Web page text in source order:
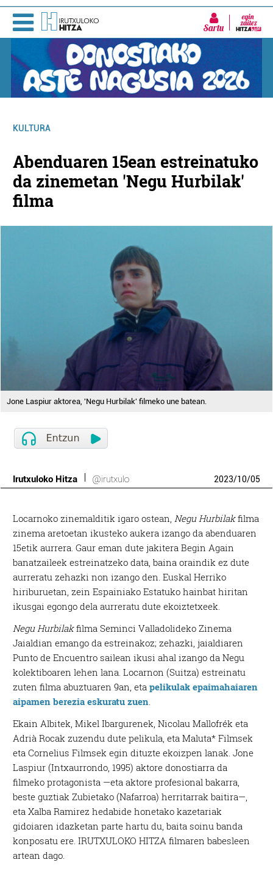
Sartu
KULTURA
Abenduaren 15ean estreinatuko
da zinemetan 'Negu Hurbilak'
filma
Jone Laspiur aktorea, 'Negu Hurbilak' filmeko une batean.
Irutxuloko Hitza @irutxulo 2023/10/05
Locarnoko zinemalditik igaro ostean,Negu Hurbilakfilma
zinema aretoetan ikusteko aukera izango da abenduaren
15etik aurrera. Gaur eman dute jakitera Begin Again
banatzaileek estreinatzeko data, baina oraindik ez dute
aurreratu zehazki non izango den. Euskal Herriko
hiriburuetan, zein Espainiako Estatuko hainbat hiritan
ikusgai egongo dela aurreratu dute ekoiztetxeek.
Negu Hurbilakfilma Seminci Valladolideko Zinema
Jaialdian emango da estreinakoz; zehazki, jaialdiaren
Punto de Encuentro sailean ikusi ahal izango da Negu
kolektiboaren lehen lana. Locarnon (Suitza) estreinatu
zuten filma abuztuaren 9an, etapelikulak epaimahaiaren
aipamen berezia eskuratu zuen.
Ekain Albitek, Mikel Ibargurenek, Nicolau Mallofrék eta
Adrià Rocak zuzendu dute pelikula, eta Maluta* Filmsek
eta Cornelius Filmsek egin dituzte ekoizpen lanak. Jone
Laspiur (Intxaurrondo, 1995) aktore donostiarra da
filmeko protagonista —eta aktore profesional bakarra,
beste guztiak Zubietako (Nafarroa) herritarrak baitira—,
eta Xalba Ramirez hedabide honetako kazetariak
gidoiaren idazketan parte hartu du, baita soinu banda
konposatu ere. IRUTXULOKO HITZA filmaren babesleen
artean dago.